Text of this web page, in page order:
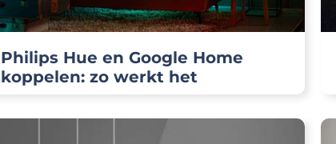
Philips Hue en Google Home
koppelen: zo werkt het